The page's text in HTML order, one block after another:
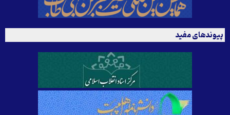
پیوندهای مفید